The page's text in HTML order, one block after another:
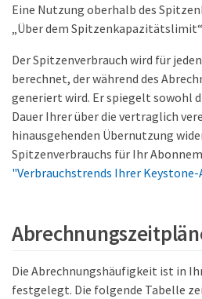
Eine Nutzung oberhalb des
„Über dem
Der Spitzenverbrauch wird für
berechnet, der während des
generiert wird. Er spiegelt sowohl
Dauer Ihrer über die vertraglich
hinausgehenden Übernutzung
Spitzenverbrauchs für Ihr
"Verbrauchstrends Ihrer
Die Abrechnungshäufigkeit ist in
festgelegt. Die folgende Tabelle